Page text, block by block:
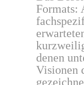
Formats:
denen
Visionen